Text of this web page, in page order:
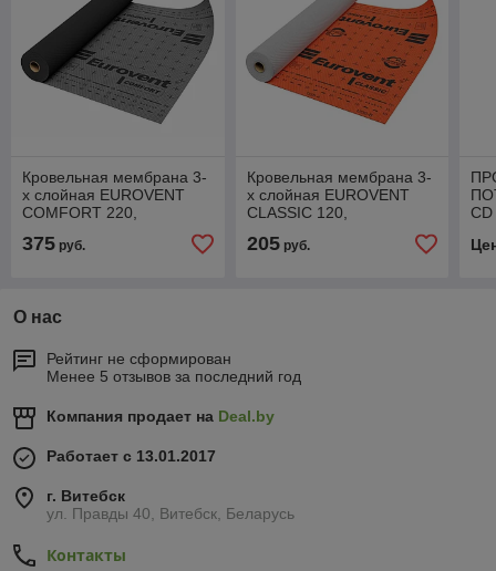
Кровельная мембрана 3-
х слойная EUROVENT
COMFORT 220,
375 руб.
Кровельная мембрана 3-
х слойная EUROVENT
CLASSIC 120,
205руб.
О нас
Рейтинг не сформирован
Менее 5 отзывов за последний год
Компания продает на Deal.by
Работает с 13.01.2017
г. Витебск
ул. Правды 40, Витебск, Беларусь
Контакты